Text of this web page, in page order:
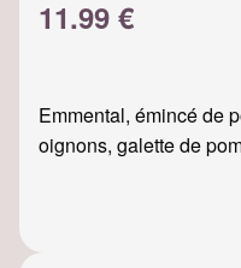
11.99 €
Emmental, émincé de
oignons, galette de